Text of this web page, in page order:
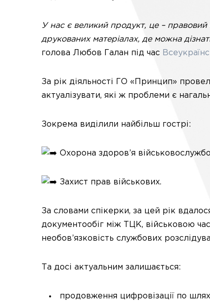
У нас є великий продукт, це – правовий
друкованих матеріалах, де можна
голова Любов Галан під час
За рік діяльності ГО «Принцип»
актуалізувати, які ж проблеми є
Зокрема виділили найбільш гострі:
Охорона здоров’я
Захист прав військових.
За словами спікерки, за цей рік
документообіг між ТЦК, військовою
необов’язковість службових
Та досі актуальним залишається:
продовження цифровізації по